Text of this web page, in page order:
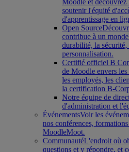
Moodle et découvrez
soutenir l'équité
d'apprentissage en
Open Source
contribue à un
durabilité, la
personnalisation.
Certifié officiel B
de Moodle envers les
les employés, les
la certification B-
Notre équipe de
d'administration et
ÉvénementsVoir les
nos conférences,
MoodleMoot.
CommunautéL'endroit où
questions et y répondre, et